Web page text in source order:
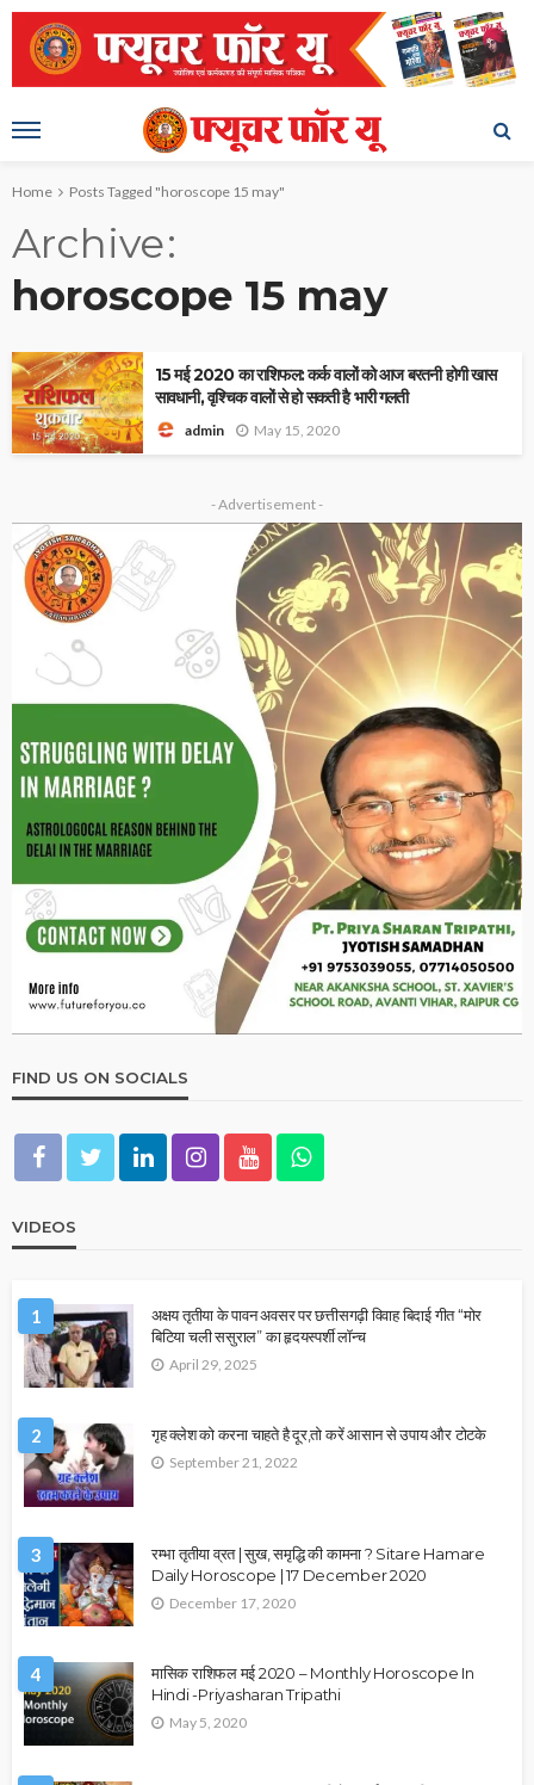
Home Posts Tagged "horoscope 15 may"
Archive
horoscope 15 may
15 मई 2020 का राशिफल: कर्क वालों को आज बरतनी होगी खास
सावधानी, वृश्चिक वालों से हो सकती है भारी गलती
admin May 15, 2020
- Advertisement -
FIND US ON SOCIALS
VIDEOS
1
अक्षय तृतीया के पावन अवसर पर छत्तीसगढ़ी विवाह बिदाई गीत “मोर
बिटिया चली ससुराल” का हृदयस्पर्शी लॉन्च
April 29, 2025
2 गृह क्लेश को करना चाहते है दूर,तो करें आसान से उपाय और टोटके
September 21, 2022
3
रम्भा तृतीया व्रत | सुख, समृद्धि की कामना ? Sitare Hamare
Daily Horoscope | 17 December 2020
December 17, 2020
4
मासिक राशिफल मई 2020 – Monthly Horoscope In
Hindi -Priyasharan Tripathi
May 5, 2020